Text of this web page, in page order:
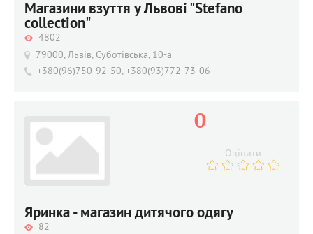
Магазини взуття у Львові "Stefano
collection"
4802
79000, Львів, Суботівська, 10-а
+380(96)750-92-50, +380(93)772-73-06
Яринка - магазин дитячого одягу
82
0
Оцінити